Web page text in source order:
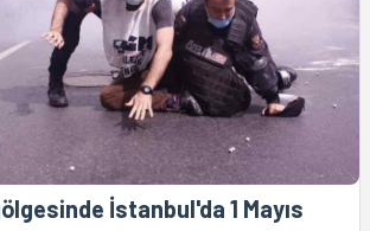
İstanbul'da 1 Mayıs